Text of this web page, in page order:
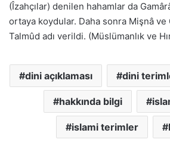
(Îzahçılar) denilen hahamlar da
ortaya koydular. Daha sonra Mişnâ ve
Talmûd adı verildi. (Müslümanlık ve
dini açıklaması dini
hakkında bilgi
islami terimler